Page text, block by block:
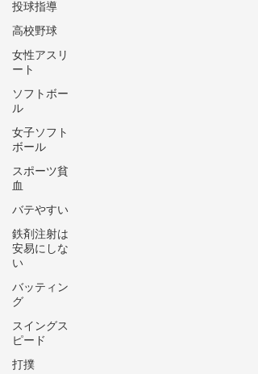
投球指導
高校野球
女性アスリ
ート
ソフトボー
ル
女子ソフト
ボール
スポーツ貧
血
バテやすい
鉄剤注射は
安易にしな
い
バッティン
グ
スイングス
ピード
打撲